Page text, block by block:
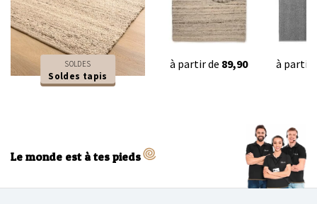
SOLDES
Soldes tapis
à partir de 89,90 à partir
Le monde est à tes pieds